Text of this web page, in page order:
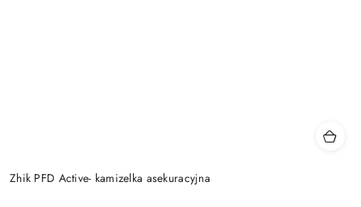
Zhik PFD Active- kamizelka asekuracyjna